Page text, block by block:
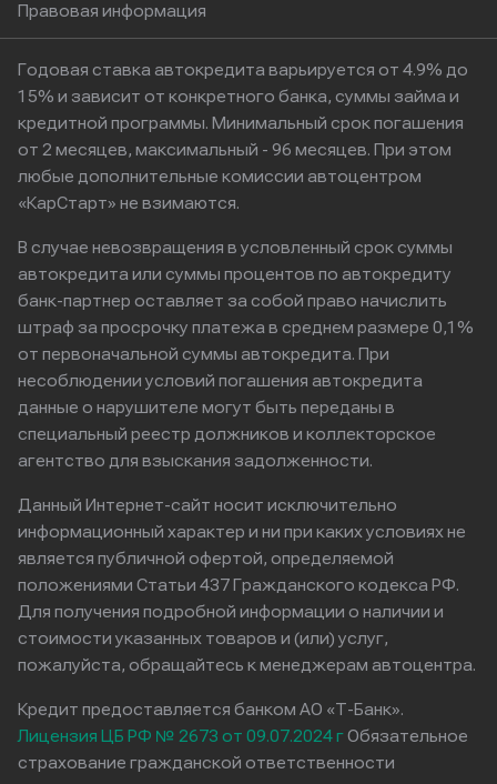
Правовая информация
Годовая ставка автокредита варьируется от 4.9% до
15% и зависит от конкретного банка, суммы займа и
кредитной программы. Минимальный срок погашения
от 2 месяцев, максимальный - 96 месяцев. При этом
любые дополнительные комиссии автоцентром
«КарСтарт» не взимаются.
В случае невозвращения в условленный срок суммы
автокредита или суммы процентов по автокредиту
банк-партнер оставляет за собой право начислить
штраф за просрочку платежа в среднем размере 0,1%
от первоначальной суммы автокредита. При
несоблюдении условий погашения автокредита
данные о нарушителе могут быть переданы в
специальный реестр должников и коллекторское
агентство для взыскания задолженности.
Данный Интернет-сайт носит исключительно
информационный характер и ни при каких условиях не
является публичной офертой, определяемой
положениями Статьи 437 Гражданского кодекса РФ.
Для получения подробной информации о наличии и
стоимости указанных товаров и (или) услуг,
пожалуйста, обращайтесь к менеджерам автоцентра.
Кредит предоставляется банком АО «Т-Банк».
Лицензия ЦБ РФ № 2673 от 09.07.2024 гОбязательное
страхование гражданской ответственности